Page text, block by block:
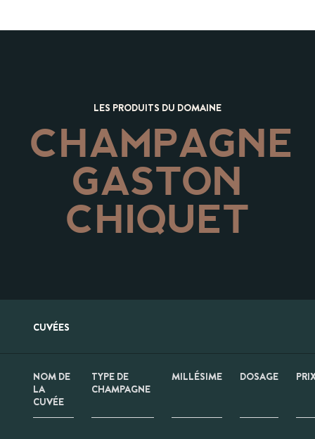
LES PRODUITS DU DOMAINE
CHAMPAGNE
GASTON
CHIQUET
CUVÉES
NOM DE
LA
CUVÉE
TYPE DE
CHAMPAGNE
MILLÉSIME DOSAGE